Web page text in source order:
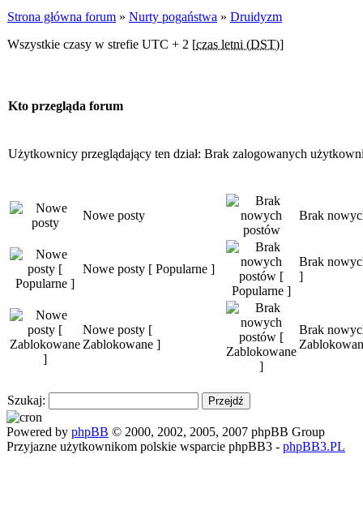
Strona główna forum » Nurty pogaństwa » Druidyzm
Wszystkie czasy w strefie UTC + 2 [czas letni (DST)]
Kto przegląda forum
Użytkownicy przeglądający ten dział: Brak zalogowanych
Nowe posty Brak
Nowe posty [ Popularne ]
Brak
]
Nowe posty [
Zablokowane ]
Brak
Szukaj:
Powered by phpBB © 2000, 2002, 2005, 2007 phpBB Group
Przyjazne użytkownikom polskie wsparcie phpBB3 - phpBB3.PL